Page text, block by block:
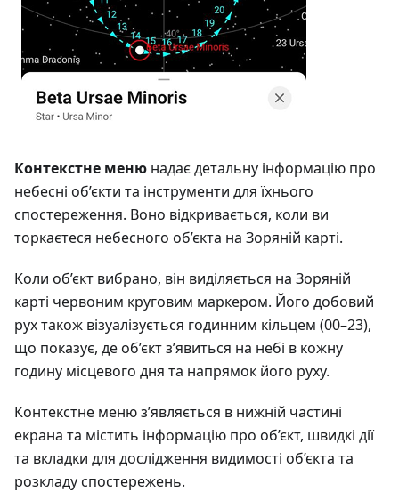
Контекстне меню надає детальну інформацію про
небесні об’єкти та інструменти для їхнього
спостереження. Воно відкривається, коли ви
торкаєтеся небесного об’єкта на Зоряній карті.
Коли об’єкт вибрано, він виділяється на Зоряній
карті червоним круговим маркером. Його добовий
рух також візуалізується годинним кільцем (00–23),
що показує, де об’єкт з’явиться на небі в кожну
годину місцевого дня та напрямок його руху.
Контекстне меню з’являється в нижній частині
екрана та містить інформацію про об’єкт, швидкі дії
та вкладки для дослідження видимості об’єкта та
розкладу спостережень.